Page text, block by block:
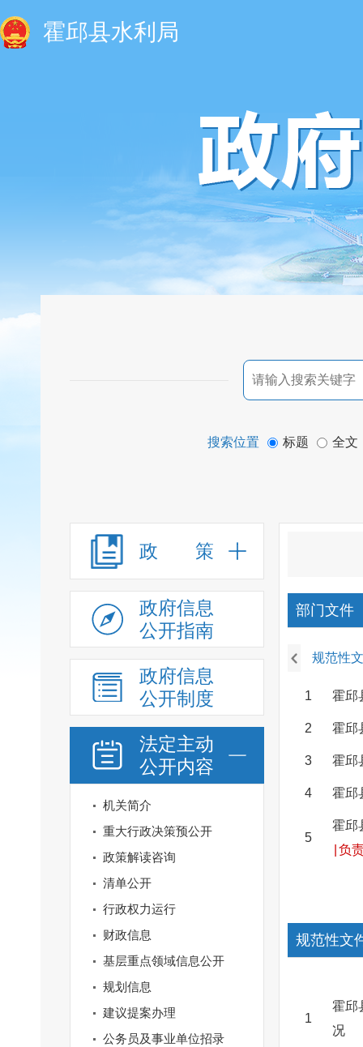
霍邱县水利局
搜索位置 标题 全文
政 策
政府信息
公开指南
政府信息
公开制度
法定主动
公开内容
机关简介
重大行政决策预公开
政策解读咨询
清单公开
行政权力运行
财政信息
基层重点领域信息公开
规划信息
建议提案办理
公务员及事业单位招录
部门文件
规范性
1 霍邱
2 霍邱
3 霍邱
4 霍邱
5
霍邱
负
规范性文
1
霍邱
况